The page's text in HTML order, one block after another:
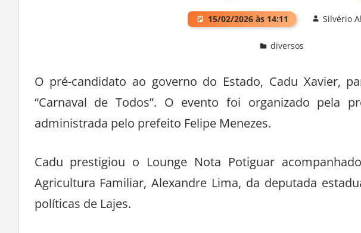
15/02/2026 às 14:11 Silvério
diversos
O pré-candidato ao governo do Estado, Cadu Xavier,
“Carnaval de Todos”. O evento foi organizado pela
administrada pelo prefeito Felipe Menezes.
Cadu prestigiou o Lounge Nota Potiguar
Agricultura Familiar, Alexandre Lima, da deputada
políticas de Lajes.